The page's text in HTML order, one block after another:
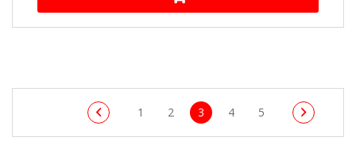
1 2 3 4 5